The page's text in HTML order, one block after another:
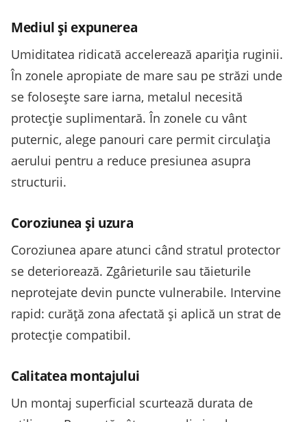
Mediul și expunerea
Umiditatea ridicată accelerează apariția ruginii.
În zonele apropiate de mare sau pe străzi unde
se folosește sare iarna, metalul necesită
protecție suplimentară. În zonele cu vânt
puternic, alege panouri care permit circulația
aerului pentru a reduce presiunea asupra
structurii.
Coroziunea și uzura
Coroziunea apare atunci când stratul protector
se deteriorează. Zgârieturile sau tăieturile
neprotejate devin puncte vulnerabile. Intervine
rapid: curăță zona afectată și aplică un strat de
protecție compatibil.
Calitatea montajului
Un montaj superficial scurtează durata de